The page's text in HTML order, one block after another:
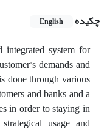
چکیده English
integrated system for
demands and
done through various
and banks and a
in order to staying in
usage and